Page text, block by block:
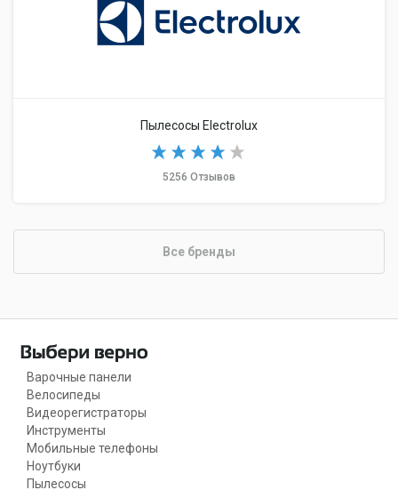
Пылесосы Electrolux
5256 Отзывов
Все бренды
Варочные панели
Велосипеды
Видеорегистраторы
Инструменты
Мобильные телефоны
Ноутбуки
Пылесосы